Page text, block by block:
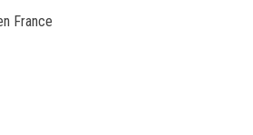
France